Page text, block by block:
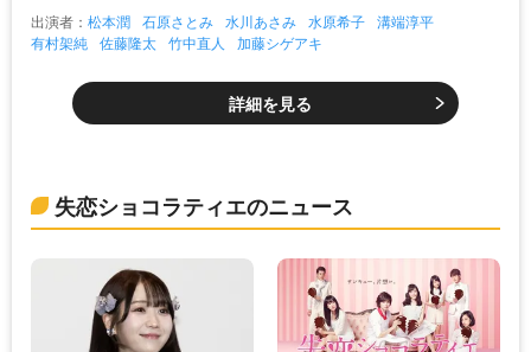
出演者： 松本潤 石原さとみ 水川あさみ 水原希子 溝端淳平
有村架純 佐藤隆太 竹中直人 加藤シゲアキ
詳細を見る
失恋ショコラティエのニュース